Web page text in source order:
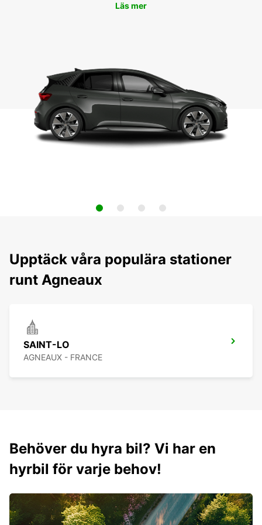
Läs mer
Upptäck våra populära stationer
runt Agneaux
SAINT-LO
AGNEAUX - FRANCE
Behöver du hyra bil? Vi har en
hyrbil för varje behov!